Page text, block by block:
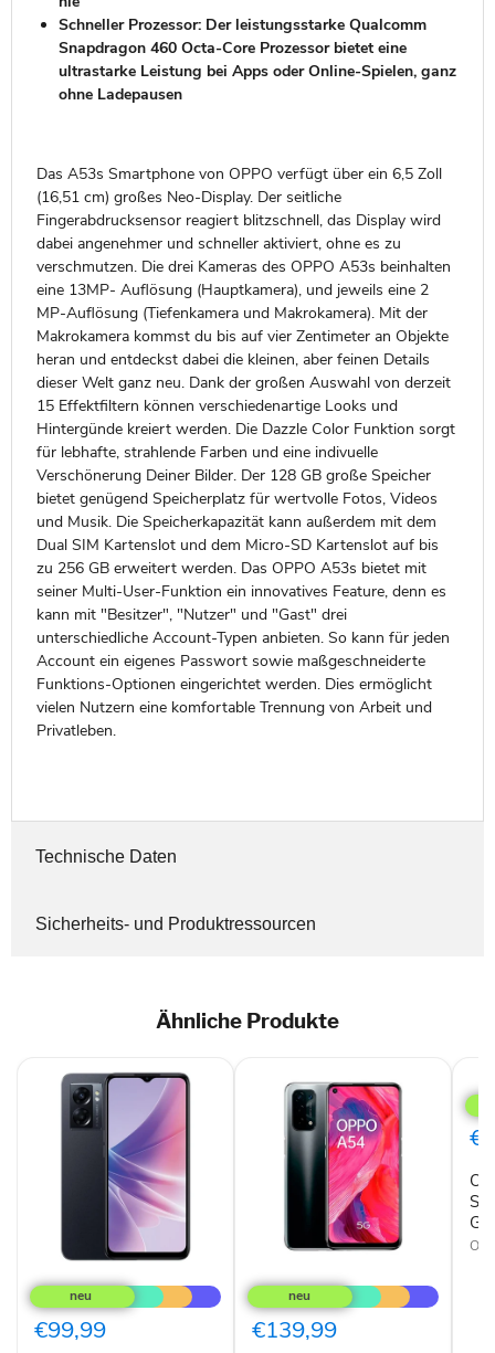
Schneller Prozessor: Der leistungsstarke Qualcomm
Snapdragon 460 Octa-Core Prozessor bietet eine
ultrastarke Leistung bei Apps oder Online-Spielen, ganz
ohne Ladepausen
Das A53s Smartphone von OPPO verfügt über ein 6,5 Zoll
(16,51 cm) großes Neo-Display. Der seitliche
Fingerabdrucksensor reagiert blitzschnell, das Display wird
dabei angenehmer und schneller aktiviert, ohne es zu
verschmutzen. Die drei Kameras des OPPO A53s beinhalten
eine 13MP- Auflösung (Hauptkamera), und jeweils eine 2
MP-Auflösung (Tiefenkamera und Makrokamera). Mit der
Makrokamera kommst du bis auf vier Zentimeter an Objekte
heran und entdeckst dabei die kleinen, aber feinen Details
dieser Welt ganz neu. Dank der großen Auswahl von derzeit
15 Effektfiltern können verschiedenartige Looks und
Hintergünde kreiert werden. Die Dazzle Color Funktion sorgt
für lebhafte, strahlende Farben und eine indivuelle
Verschönerung Deiner Bilder. Der 128 GB große Speicher
bietet genügend Speicherplatz für wertvolle Fotos, Videos
und Musik. Die Speicherkapazität kann außerdem mit dem
Dual SIM Kartenslot und dem Micro-SD Kartenslot auf bis
zu 256 GB erweitert werden. Das OPPO A53s bietet mit
seiner Multi-User-Funktion ein innovatives Feature, denn es
kann mit "Besitzer", "Nutzer" und "Gast" drei
unterschiedliche Account-Typen anbieten. So kann für jeden
Account ein eigenes Passwort sowie maßgeschneiderte
Funktions-Optionen eingerichtet werden. Dies ermöglicht
vielen Nutzern eine komfortable Trennung von Arbeit und
Privatleben.
Technische Daten
Sicherheits- und Produktressourcen
Ähnliche Produkte
A77
5G
Dual-
SIM
€99,99
A54
5G
Dual-
SIM
€139,99
A9
SIM